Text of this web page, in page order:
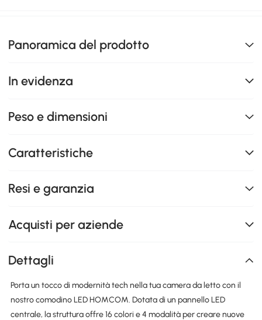
Panoramica del prodotto
In evidenza
Peso e dimensioni
Caratteristiche
Resi e garanzia
Acquisti per aziende
Dettagli
Porta un tocco di modernità tech nella tua camera da letto con il
nostro comodino LED HOMCOM. Dotata di un pannello LED
centrale, la struttura offre 16 colori e 4 modalità per creare nuove